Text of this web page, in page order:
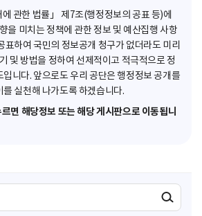
에 관한 법률」 제7조(행정정보의 공표 등)에
을 미치는 정책에 관한 정보 및 예산집행 사항
표하여 국민의 정보공개 청구가 없더라도 미리
및 방법을 정하여 선제적이고 적극적으로 정
니다. 앞으로도 우리 공단은 행정정보 공개를
실천해 나가도록 하겠습니다.
면 해당정보 또는 해당 게시판으로 이동됩니
검색실행